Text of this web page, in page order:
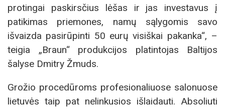
protingai paskirsčius lėšas ir jas investavus į
patikimas priemones, namų sąlygomis savo
išvaizda pasirūpinti 50 eurų visiškai pakanka“, –
teigia „Braun“ produkcijos platintojas Baltijos
šalyse Dmitry Žmuds.
Grožio procedūroms profesionaliuose salonuose
lietuvės taip pat nelinkusios išlaidauti. Absoliuti